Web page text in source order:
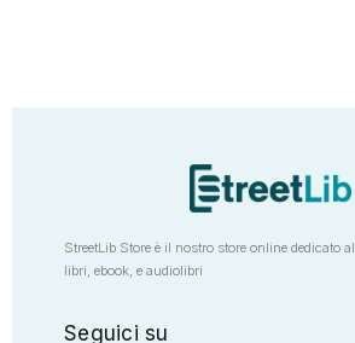
StreetLib Store è il nostro store online dedicato
libri, ebook, e audiolibri
Seguici su